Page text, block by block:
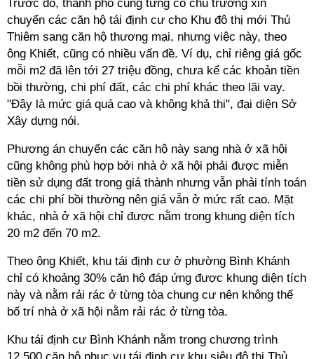
Trước đó, thành phố cũng từng có chủ trương xin
chuyển các căn hộ tái định cư cho Khu đô thị mới Thủ
Thiêm sang căn hộ thương mại, nhưng việc này, theo
ông Khiết, cũng có nhiều vấn đề. Ví dụ, chỉ riêng giá gốc
mỗi m2 đã lên tới 27 triệu đồng, chưa kể các khoản tiền
bồi thường, chi phí đất, các chi phí khác theo lãi vay.
"Đây là mức giá quá cao và không khả thi", đại diện Sở
Xây dựng nói.
Phương án chuyển các căn hộ này sang nhà ở xã hội
cũng không phù hợp bởi nhà ở xã hội phải được miễn
tiền sử dụng đất trong giá thành nhưng vẫn phải tính toán
các chi phí bồi thường nên giá vẫn ở mức rất cao. Mặt
khác, nhà ở xã hội chỉ được nằm trong khung diện tích
20 m2 đến 70 m2.
Theo ông Khiết, khu tái định cư ở phường Bình Khánh
chỉ có khoảng 30% căn hộ đáp ứng được khung diện tích
này và nằm rải rác ở từng tòa chung cư nên không thể
bố trí nhà ở xã hội nằm rải rác ở từng tòa.
Khu tái định cư Bình Khánh nằm trong chương trình